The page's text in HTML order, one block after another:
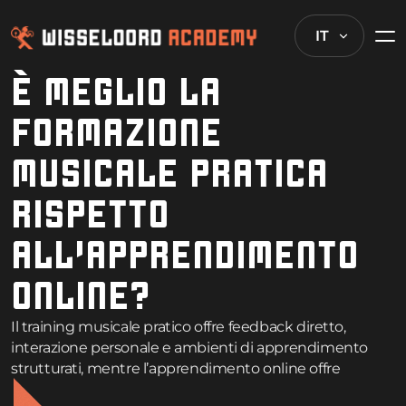
IT
È MEGLIO LA
FORMAZIONE
MUSICALE PRATICA
RISPETTO
ALL’APPRENDIMENTO
ONLINE?
Il training musicale pratico offre feedback diretto,
interazione personale e ambienti di apprendimento
strutturati, mentre l’apprendimento online offre
flessibilità, efficacia dei costi e accesso a diversi docenti